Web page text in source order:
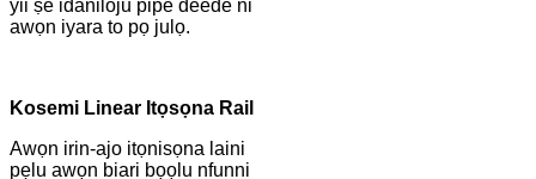
yii ṣe idaniloju pipe deede ni
awọn iyara to pọ julọ.
Kosemi Linear Itọsọna Rail
Awọn irin-ajo itọnisọna laini
pẹlu awọn biari bọọlu nfunni